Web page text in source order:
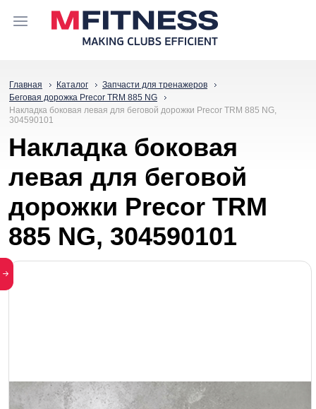
Главная Каталог
Запчасти для тренажеров
Беговая дорожка Precor TRM 885 NG
Накладка боковая левая для беговой дорожки Precor TRM 885 NG,
304590101
Накладка боковая
левая для беговой
дорожки Precor TRM
885 NG, 304590101